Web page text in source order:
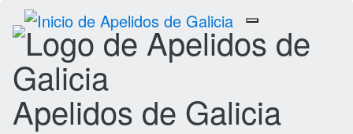
Toggle
navigation
Apelidos de Galicia